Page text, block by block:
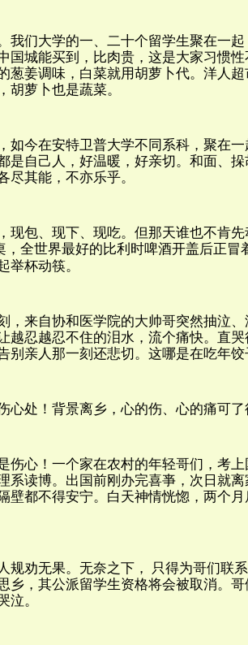
我们大学的一、二十个留学生聚在一
国城能买到，比肉贵，这是大家习惯性
葱姜调味，白菜就用胡萝卜代。洋人
胡萝卜也是蔬菜。
如今在安特卫普大学不同系科，聚在
是自己人，好温暖，好亲切。和面、挆
尽其能，不亦乐乎。
现包、现下、现吃。但那天谁也不肯先
，全世界最好的比利时啤酒开盖后正冒
举杯动筷。
，来自协和医学院的大帅哥突然抽泣、
越忍越忍不住的泪水，流个痛快。 直
别亲人那一刻还悲切。 这哪是在吃年饺
心处！背景离乡，心的伤、心的痛可了
伤心！一个家在农村的年轻哥们，考上
系读博。出国前刚办完喜亊，次日就离
壁都不得安宁。白天神情恍惚，两个月
规劝无果。无奈之下， 只得为哥们联
乡，其公派留学生资格将会被取消。
泣。